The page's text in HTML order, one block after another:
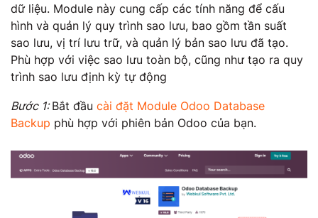
dữ liệu. Module này cung cấp các tính năng để cấu
hình và quản lý quy trình sao lưu, bao gồm tần suất
sao lưu, vị trí lưu trữ, và quản lý bản sao lưu đã tạo.
Phù hợp với việc sao lưu toàn bộ, cũng như tạo ra quy
trình sao lưu định kỳ tự động
Bước 1:Bắt đầu cài đặt Module Odoo Database
Backup phù hợp với phiên bản Odoo của bạn.